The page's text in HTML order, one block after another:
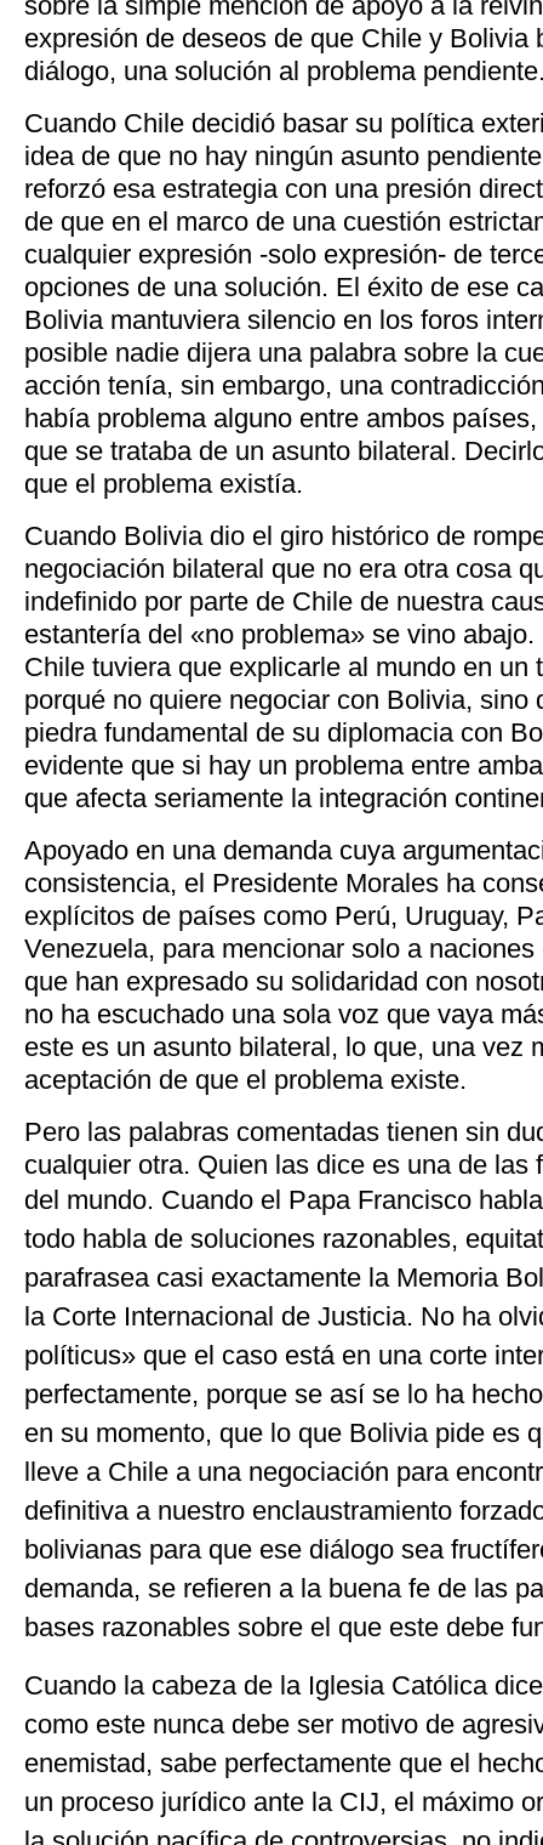
expresión de deseos de que Chile y Bolivia
diálogo, una solución al problema
Cuando Chile decidió basar su política
idea de que no hay ningún asunto
reforzó esa estrategia con una presión
de que en el marco de una cuestión
cualquier expresión -solo expresión- de
opciones de una solución. El éxito de ese
Bolivia mantuviera silencio en los foros
posible nadie dijera una palabra sobre la
acción tenía, sin embargo, una
había problema alguno entre ambos
que se trataba de un asunto bilateral.
que el problema existía.
Cuando Bolivia dio el giro histórico de
negociación bilateral que no era otra cosa
indefinido por parte de Chile de nuestra
estantería del «no problema» se vino
Chile tuviera que explicarle al mundo en un
porqué no quiere negociar con Bolivia, sino
piedra fundamental de su diplomacia con
evidente que si hay un problema entre
que afecta seriamente la integración
Apoyado en una demanda cuya
consistencia, el Presidente Morales ha
explícitos de países como Perú, Uruguay,
Venezuela, para mencionar solo a
que han expresado su solidaridad con
no ha escuchado una sola voz que vaya
este es un asunto bilateral, lo que, una vez
aceptación de que el problema existe.
Pero las palabras comentadas tienen sin
cualquier otra. Quien las dice es una de las
del mundo. Cuando el Papa Francisco
todo habla de soluciones razonables,
parafrasea casi exactamente la Memoria
la Corte Internacional de Justicia. No ha
políticus» que el caso está en una corte
perfectamente, porque se así se lo ha
en su momento, que lo que Bolivia pide es
lleve a Chile a una negociación para
definitiva a nuestro enclaustramiento
bolivianas para que ese diálogo sea
demanda, se refieren a la buena fe de las
bases razonables sobre el que este debe
Cuando la cabeza de la Iglesia Católica
como este nunca debe ser motivo de
enemistad, sabe perfectamente que el
un proceso jurídico ante la CIJ, el máximo